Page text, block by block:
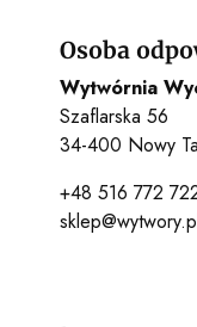
Osoba
Wytwórnia
Szaflarska 56
34-400 Nowy
+48 516 772